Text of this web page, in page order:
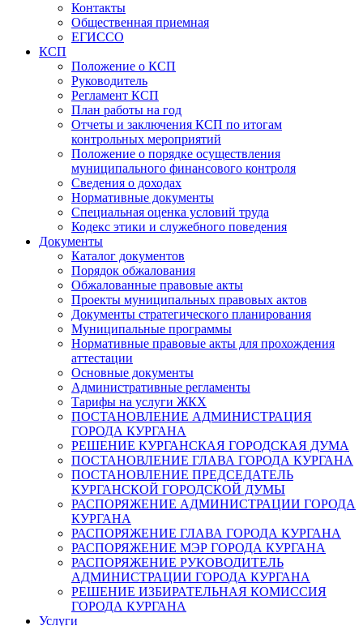
Контакты
Общественная приемная
ЕГИССО
КСП
Положение о КСП
Руководитель
Регламент КСП
План работы на год
Отчеты и заключения КСП по итогам
контрольных мероприятий
Положение о порядке осуществления
муниципального финансового контроля
Сведения о доходах
Нормативные документы
Специальная оценка условий труда
Кодекс этики и служебного поведения
Документы
Каталог документов
Порядок обжалования
Обжалованные правовые акты
Проекты муниципальных правовых актов
Документы стратегического планирования
Муниципальные программы
Нормативные правовые акты для прохождения
аттестации
Основные документы
Административные регламенты
Тарифы на услуги ЖКХ
ПОСТАНОВЛЕНИЕ АДМИНИСТРАЦИЯ
ГОРОДА КУРГАНА
РЕШЕНИЕ КУРГАНСКАЯ ГОРОДСКАЯ ДУМА
ПОСТАНОВЛЕНИЕ ГЛАВА ГОРОДА КУРГАНА
ПОСТАНОВЛЕНИЕ ПРЕДСЕДАТЕЛЬ
КУРГАНСКОЙ ГОРОДСКОЙ ДУМЫ
РАСПОРЯЖЕНИЕ АДМИНИСТРАЦИИ ГОРОДА
КУРГАНА
РАСПОРЯЖЕНИЕ ГЛАВА ГОРОДА КУРГАНА
РАСПОРЯЖЕНИЕ МЭР ГОРОДА КУРГАНА
РАСПОРЯЖЕНИЕ РУКОВОДИТЕЛЬ
АДМИНИСТРАЦИИ ГОРОДА КУРГАНА
РЕШЕНИЕ ИЗБИРАТЕЛЬНАЯ КОМИССИЯ
ГОРОДА КУРГАНА
Услуги